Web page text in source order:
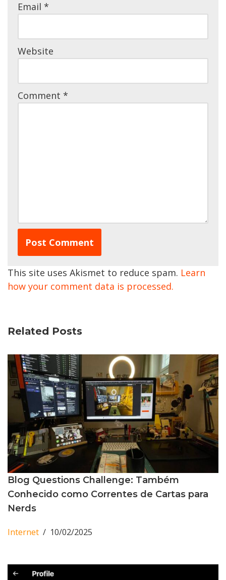
Email *
Website
Comment *
This site uses Akismet to reduce spam. Learn
how your comment data is processed.
Related Posts
Blog Questions Challenge: Também
Conhecido como Correntes de Cartas para
Nerds
Internet 10/02/2025